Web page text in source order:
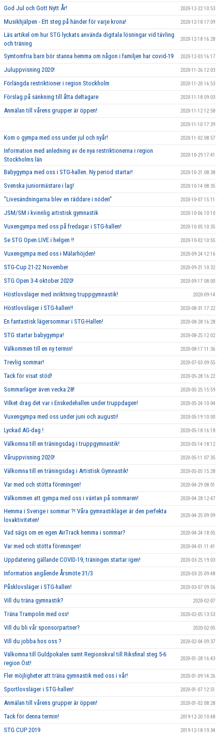
God Jul och Gott Nytt År! 2020-12-22 10:53
Musikhjälpen - Ett steg på händer för varje krona! 2020-12-18 17:09
Läs artikel om hur STG lyckats använda digitala lösningar vid tävling
och träning
2020-12-18 16:28
Symtomfria barn bör stanna hemma om någon i familjen har covid-19 2020-12-03 16:17
Juluppvisning 2020! 2020-11-26 12:03
Förlängda restriktioner i region Stockholm 2020-11-20 16:53
Förslag på sänkning till åtta deltagare 2020-11-18 09:03
Anmälan till vårens grupper är öppen! 2020-11-12 12:58
2020-11-10 17:39
Kom o gympa med oss under jul och nyår! 2020-11-02 08:57
Information med anledning av de nya restriktionerna i region
Stockholms län
2020-10-29 17:41
Babygympa med oss i STG-hallen. Ny period startar! 2020-10-21 08:38
Svenska juniormästare i lag! 2020-10-14 08:35
”Livesändningarna blev en räddare i nöden” 2020-10-07 15:11
JSM/SM i kvinnlig artistisk gymnastik 2020-10-06 10:10
Vuxengympa med oss på fredagar i STG-hallen! 2020-10-05 10:35
Se STG Open LIVE i helgen !! 2020-10-02 10:55
Vuxengympa med oss i Mälarhöjden! 2020-09-24 12:16
STG-Cup 21-22 November 2020-09-21 10:32
STG Open 3-4 oktober 2020! 2020-09-17 08:00
Höstlovsläger med inriktning truppgymnastik! 2020-09-14
Höstlovsläger i STG-hallen!! 2020-08-31 17:22
En fantastisk lägersommar i STG-Hallen! 2020-08-28 16:28
STG startar babygympa! 2020-08-25 12:02
Välkommen till en ny termin! 2020-08-17 11:36
Trevlig sommar! 2020-07-03 09:55
Tack för visat stöd! 2020-05-28 16:22
Sommarläger även vecka 28! 2020-05-25 15:59
Vilket drag det var i Enskedehallen under truppdagen! 2020-05-24 10:04
Vuxengympa med oss under juni och augusti! 2020-05-19 10:00
Lyckad AG-dag ! 2020-05-18 16:18
Välkomna till en träningsdag i truppgymnastik! 2020-05-14 18:12
Våruppvisning 2020! 2020-05-11 07:35
Välkomna till en träningsdag i Artistisk Gymnastik! 2020-05-05 15:28
Var med och stötta föreningen! 2020-04-29 08:01
Välkommen att gympa med oss i väntan på sommaren! 2020-04-28 12:47
Hemma i Sverige i sommar ?! Våra gymnastikläger är den perfekta
lovaktiviteten!
2020-04-25 09:09
Vad sägs om en egen AirTrack hemma i sommar? 2020-04-24 18:05
Var med och stötta föreningen! 2020-04-01 11:41
Uppdatering gällande COVID-19, träningen startar igen! 2020-03-25 19:03
Information angående Årsmöte 31/3 2020-03-25 09:48
Påsklovsläger i STG-hallen! 2020-03-07 09:56
Vill du träna gymnastik? 2020-02-07
Träna Trampolin med oss! 2020-02-05 13:53
Vill du bli vår sponsorpartner? 2020-02-05
Vill du jobba hos oss ? 2020-02-04 09:37
Välkomna till Guldpokalen samt Regionskval till Riksfinal steg 5-6
region Öst!
2020-01-28 16:43
Fler möjligheter att träna gymnastik med oss i vår! 2020-01-09 14:26
Sportlovsläger i STG-hallen! 2020-01-07 12:51
Anmälan till vårens grupper är öppen! 2020-01-02 08:28
Tack för denna termin! 2019-12-20 10:48
STG CUP 2019 2019-12-18 19:34